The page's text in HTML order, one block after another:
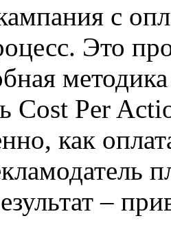
с
Это
Cost Per
как
–